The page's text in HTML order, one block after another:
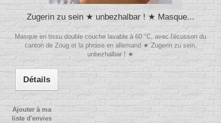
Zugerin zu sein ★ unbezhalbar ! ★ Masque...
Masque en tissu double couche lavable à 60 °C, avec l'écusson du
canton de Zoug et la phrase en allemand ★ Zugerin zu sein,
unbezhalbar ! ★
Détails
Ajouter à ma
liste d'envies